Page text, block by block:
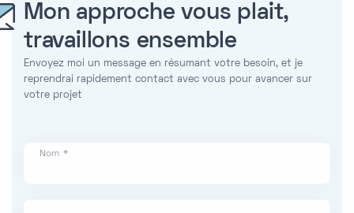
Mon approche vous plait,
travaillons ensemble
Envoyez moi un message en résumant votre besoin, et je
reprendrai rapidement contact avec vous pour avancer sur
votre projet
Nom *